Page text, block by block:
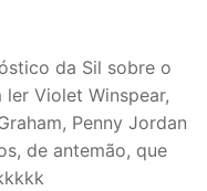
da Sil sobre o
Violet Winspear,
Penny Jordan
de antemão, que